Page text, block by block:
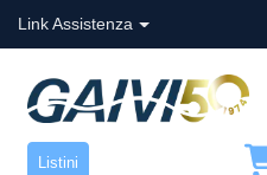
Link Assistenza
Listini